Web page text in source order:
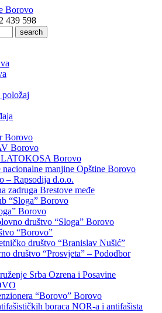
Borovo
439 598
položaj
Borovo
Borovo
Borovo
nacionalne manjine Opštine Borovo
– Rapsodija d.o.o.
zadruga Brestove međe
“Sloga” Borovo
Borovo
društvo “Sloga” Borovo
“Borovo”
društvo “Branislav Nušić”
društvo “Prosvjeta” – Pododbor
Srba Ozrena i Posavine
“Borovo” Borovo
boraca NOR-a i antifašista